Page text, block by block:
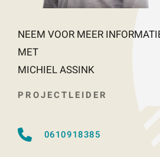
NEEM VOOR MEER
MET
MICHIEL ASSINK
PROJECTLEIDER
0610918385